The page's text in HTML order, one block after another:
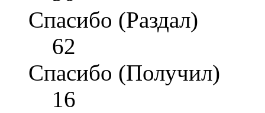
Спасибо (Раздал)
62
Спасибо (Получил)
16